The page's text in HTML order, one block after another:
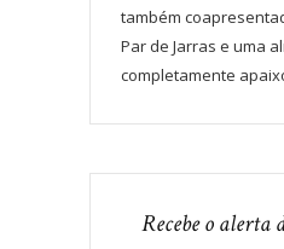
também
Par de Jarras e uma
completamente
Recebe o alerta